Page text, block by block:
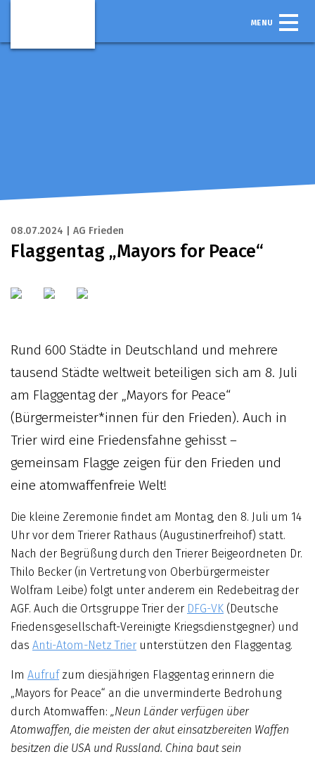
MENU
08.07.2024 | AG Frieden
Flaggentag „Mayors for Peace“
Rund 600 Städte in Deutschland und mehrere
tausend Städte weltweit beteiligen sich am 8. Juli
am Flaggentag der „Mayors for Peace“
(Bürgermeister*innen für den Frieden). Auch in
Trier wird eine Friedensfahne gehisst –
gemeinsam Flagge zeigen für den Frieden und
eine atomwaffenfreie Welt!
Die kleine Zeremonie findet am Montag, den 8. Juli um 14
Uhr vor dem Trierer Rathaus (Augustinerfreihof) statt.
Nach der Begrüßung durch den Trierer Beigeordneten Dr.
Thilo Becker (in Vertretung von Oberbürgermeister
Wolfram Leibe) folgt unter anderem ein Redebeitrag der
AGF. Auch die Ortsgruppe Trier der DFG-VK (Deutsche
Friedensgesellschaft-Vereinigte Kriegsdienstgegner) und
das Anti-Atom-Netz Trier unterstützen den Flaggentag.
Im Aufrufzum diesjährigen Flaggentag erinnern die
„Mayors for Peace“ an die unverminderte Bedrohung
durch Atomwaffen: „Neun Länder verfügen über
Atomwaffen, die meisten der akut einsatzbereiten Waffen
besitzen die USA und Russland. China baut sein